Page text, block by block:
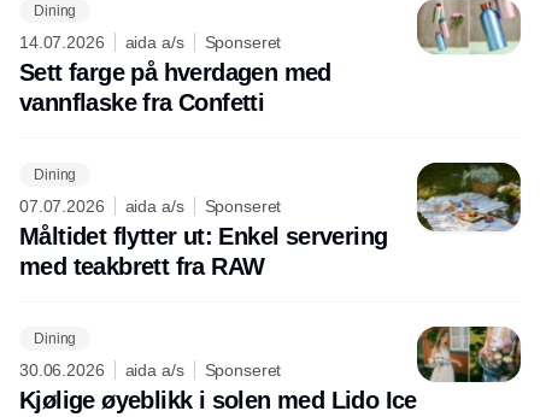
Dining
14.07.2026 aida a/s Sponseret
Sett farge på hverdagen med
vannflaske fra Confetti
Dining
07.07.2026 aida a/s Sponseret
Måltidet flytter ut: Enkel servering
med teakbrett fra RAW
Dining
30.06.2026 aida a/s Sponseret
Kjølige øyeblikk i solen med Lido Ice